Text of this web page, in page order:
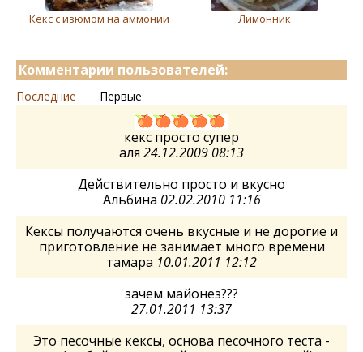
Кекс с изюмом на аммонии Лимонник
Комментарии пользователей:
Последние Первые
кекс просто супер
аля 24.12.2009 08:13
Действительно просто и вкусно
Альбина 02.02.2010 11:16
Кексы получаются очень вкусные и не дорогие и
приготовление не занимает много времени
тамара 10.01.2011 12:12
зачем майонез???
27.01.2011 13:37
Это песочные кексы, основа песочного теста -